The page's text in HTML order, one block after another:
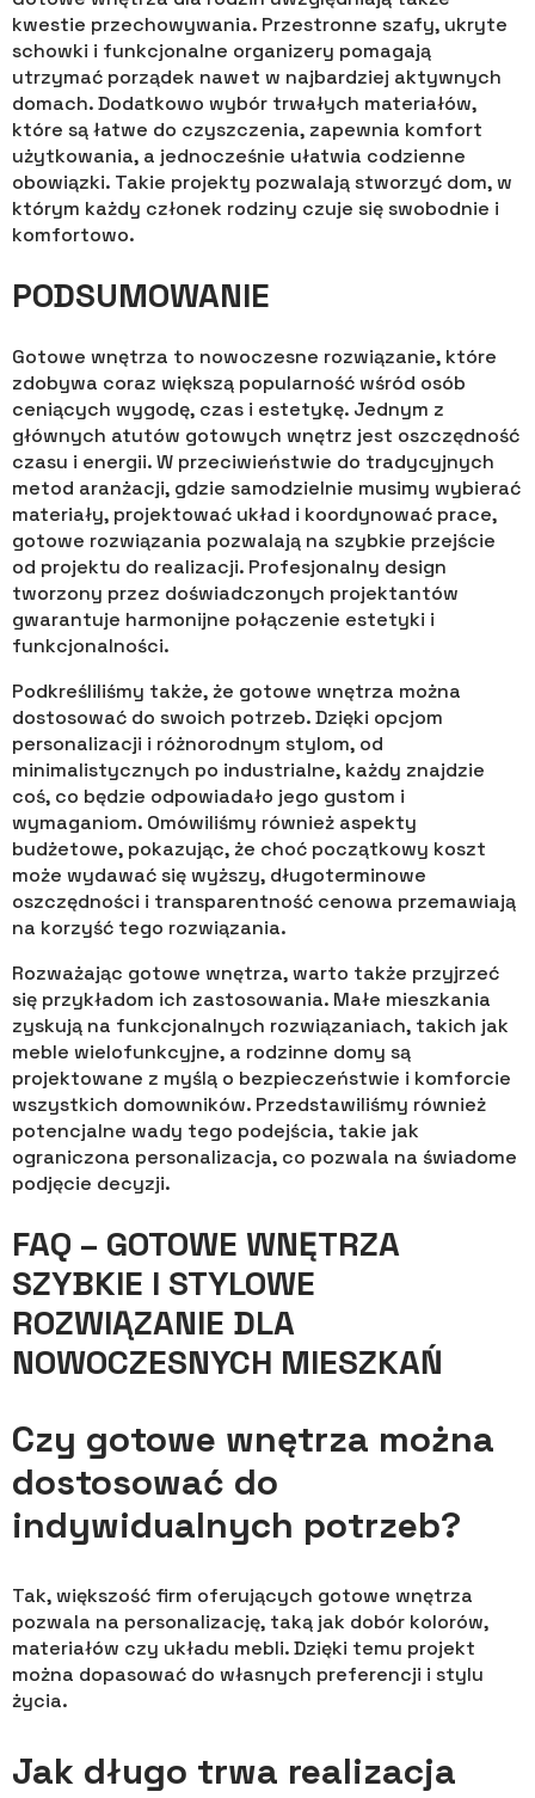
kwestie przechowywania. Przestronne szafy, ukryte
schowki i funkcjonalne organizery pomagają
utrzymać porządek nawet w najbardziej aktywnych
domach. Dodatkowo wybór trwałych materiałów,
które są łatwe do czyszczenia, zapewnia komfort
użytkowania, a jednocześnie ułatwia codzienne
obowiązki. Takie projekty pozwalają stworzyć dom, w
którym każdy członek rodziny czuje się swobodnie i
komfortowo.
PODSUMOWANIE
Gotowe wnętrza to nowoczesne rozwiązanie, które
zdobywa coraz większą popularność wśród osób
ceniących wygodę, czas i estetykę. Jednym z
głównych atutów gotowych wnętrz jest oszczędność
czasu i energii. W przeciwieństwie do tradycyjnych
metod aranżacji, gdzie samodzielnie musimy wybierać
materiały, projektować układ i koordynować prace,
gotowe rozwiązania pozwalają na szybkie przejście
od projektu do realizacji. Profesjonalny design
tworzony przez doświadczonych projektantów
gwarantuje harmonijne połączenie estetyki i
funkcjonalności.
Podkreśliliśmy także, że gotowe wnętrza można
dostosować do swoich potrzeb. Dzięki opcjom
personalizacji i różnorodnym stylom, od
minimalistycznych po industrialne, każdy znajdzie
coś, co będzie odpowiadało jego gustom i
wymaganiom. Omówiliśmy również aspekty
budżetowe, pokazując, że choć początkowy koszt
może wydawać się wyższy, długoterminowe
oszczędności i transparentność cenowa przemawiają
na korzyść tego rozwiązania.
Rozważając gotowe wnętrza, warto także przyjrzeć
się przykładom ich zastosowania. Małe mieszkania
zyskują na funkcjonalnych rozwiązaniach, takich jak
meble wielofunkcyjne, a rodzinne domy są
projektowane z myślą o bezpieczeństwie i komforcie
wszystkich domowników. Przedstawiliśmy również
potencjalne wady tego podejścia, takie jak
ograniczona personalizacja, co pozwala na świadome
podjęcie decyzji.
FAQ – GOTOWE WNĘTRZA
SZYBKIE I STYLOWE
ROZWIĄZANIE DLA
NOWOCZESNYCH MIESZKAŃ
Czy gotowe wnętrza można
dostosować do
indywidualnych potrzeb?
Tak, większość firm oferujących gotowe wnętrza
pozwala na personalizację, taką jak dobór kolorów,
materiałów czy układu mebli. Dzięki temu projekt
można dopasować do własnych preferencji i stylu
życia.
Jak długo trwa realizacja